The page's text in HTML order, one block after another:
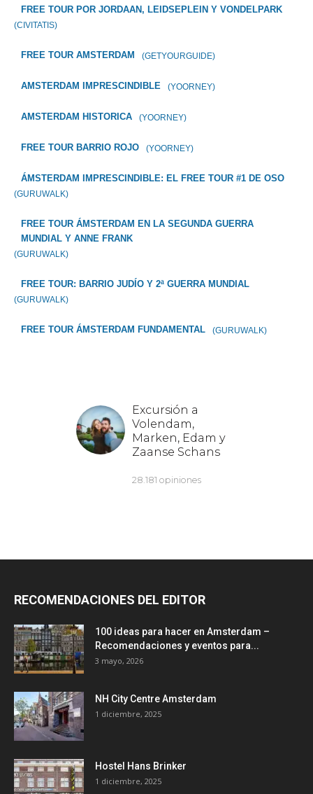
FREE TOUR POR JORDAAN, LEIDSEPLEIN Y VONDELPARK
(CIVITATIS)
FREE TOUR AMSTERDAM (GETYOURGUIDE)
AMSTERDAM IMPRESCINDIBLE (YOORNEY)
AMSTERDAM HISTORICA (YOORNEY)
FREE TOUR BARRIO ROJO (YOORNEY)
ÁMSTERDAM IMPRESCINDIBLE: EL FREE TOUR #1 DE OSO
(GURUWALK)
FREE TOUR ÁMSTERDAM EN LA SEGUNDA GUERRA
MUNDIAL Y ANNE FRANK
(GURUWALK)
FREE TOUR: BARRIO JUDÍO Y 2ª GUERRA MUNDIAL
(GURUWALK)
FREE TOUR ÁMSTERDAM FUNDAMENTAL (GURUWALK)
RECOMENDACIONES DEL EDITOR
100 ideas para hacer en Amsterdam –
Recomendaciones y eventos para...
3 mayo, 2026
NH City Centre Amsterdam
1 diciembre, 2025
Hostel Hans Brinker
1 diciembre, 2025